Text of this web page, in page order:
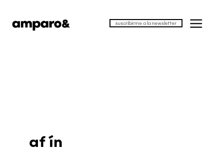
suscribirme a la newsletter
afín